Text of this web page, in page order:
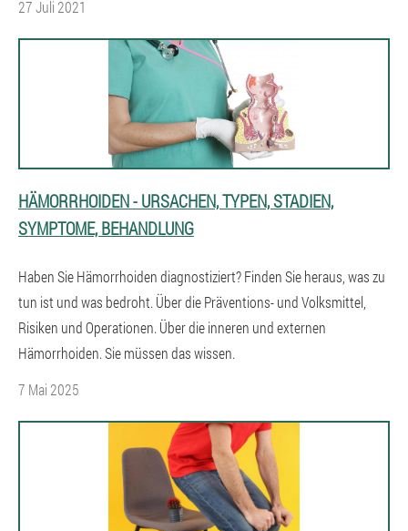
27 Juli 2021
HÄMORRHOIDEN - URSACHEN, TYPEN, STADIEN,
SYMPTOME, BEHANDLUNG
Haben Sie Hämorrhoiden diagnostiziert? Finden Sie heraus, was zu
tun ist und was bedroht. Über die Präventions- und Volksmittel,
Risiken und Operationen. Über die inneren und externen
Hämorrhoiden. Sie müssen das wissen.
7 Mai 2025